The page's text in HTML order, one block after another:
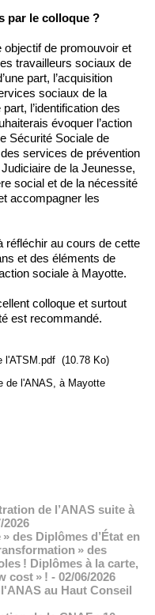
par le colloque ?
objectif de promouvoir et
travailleurs sociaux de
part, l’acquisition
sociaux de la
l’identification des
évoquer l’action
Sécurité Sociale de
services de prévention
de la Jeunesse,
social et de la nécessité
accompagner les
réfléchir au cours de cette
et des éléments de
sociale à Mayotte.
colloque et surtout
est recommandé.
l'ATSM.pdf (10.78 Ko)
de l'ANAS, à Mayotte
de l’ANAS suite à
2026
des Diplômes d’État en
» des
! Diplômes à la carte,
cost » ! - 02/06/2026
au Haut Conseil